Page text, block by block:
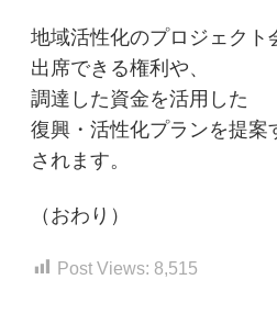
地域活性化のプロジェクト
出席できる権利や、
調達した資金を活用した
復興・活性化プランを提案
されます。
（おわり）
Post Views: 8,515